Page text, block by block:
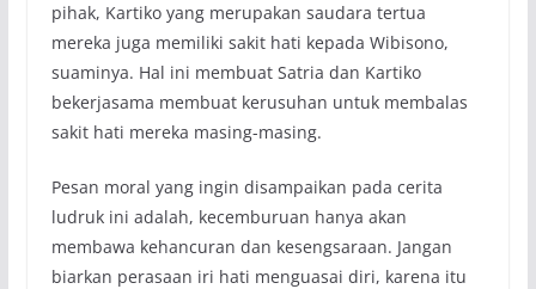
pihak, Kartiko yang merupakan saudara tertua
mereka juga memiliki sakit hati kepada Wibisono,
suaminya. Hal ini membuat Satria dan Kartiko
bekerjasama membuat kerusuhan untuk membalas
sakit hati mereka masing-masing.
Pesan moral yang ingin disampaikan pada cerita
ludruk ini adalah, kecemburuan hanya akan
membawa kehancuran dan kesengsaraan. Jangan
biarkan perasaan iri hati menguasai diri, karena itu